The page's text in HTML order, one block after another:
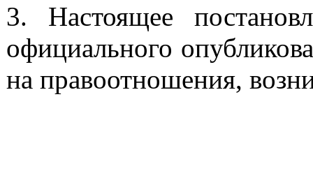
3. Настоящее
официального
на правоотношения,